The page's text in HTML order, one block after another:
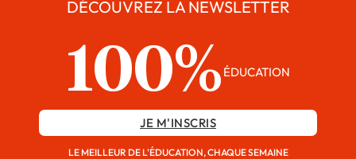
DÉCOUVREZ LA NEWSLETTER
100% ÉDUCATION
JE M'INSCRIS
LE MEILLEUR DE L'ÉDUCATION, CHAQUE SEMAINE